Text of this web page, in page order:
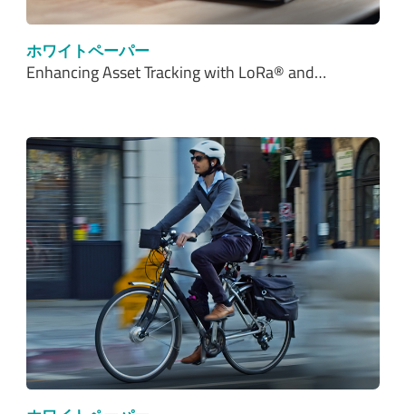
ホワイトペーパー
Enhancing Asset Tracking with LoRa® and…